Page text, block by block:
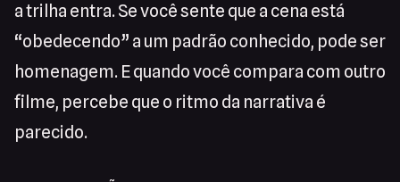
a trilha entra. Se você sente que a cena está
“obedecendo” a um padrão conhecido, pode ser
homenagem. E quando você compara com outro
filme, percebe que o ritmo da narrativa é
parecido.